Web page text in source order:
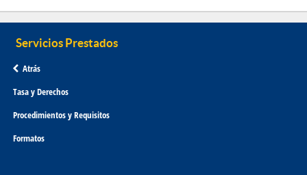
Atrás
Tasa y Derechos
Procedimientos y Requisitos
Formatos